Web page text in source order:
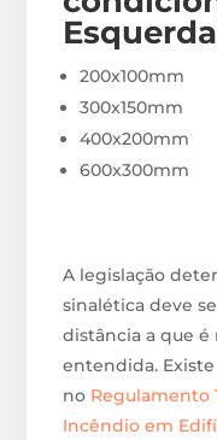
200x100mm
300x150mm
400x200mm
600x300mm
A legislação
sinalética deve
distância a que é
entendida.
no Regulamento
Incêndio em